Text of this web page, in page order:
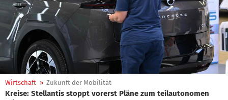
Wirtschaft » Zukunft der Mobilität
Kreise: Stellantis stoppt vorerst Pläne zum teilautonomen